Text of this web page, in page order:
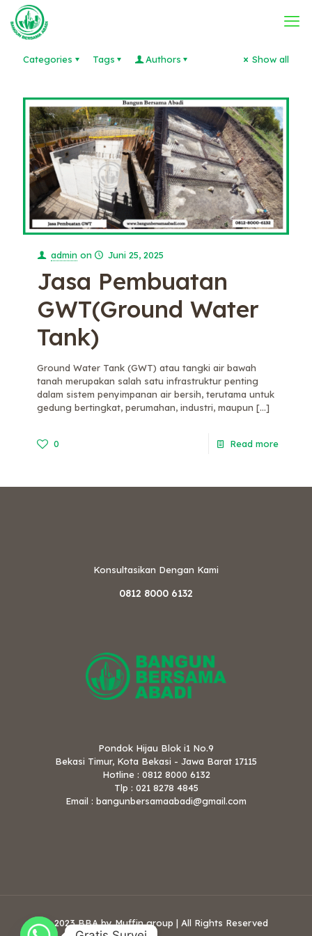
Categories Tags Authors Show all
admin on Juni 25, 2025
Jasa Pembuatan
GWT(Ground Water
Tank)
Ground Water Tank (GWT) atau tangki air bawah
tanah merupakan salah satu infrastruktur penting
dalam sistem penyimpanan air bersih, terutama untuk
gedung bertingkat, perumahan, industri, maupun […]
0 Read more
Konsultasikan Dengan Kami
0812 8000 6132
Pondok Hijau Blok i1 No.9
Bekasi Timur, Kota Bekasi - Jawa Barat 17115
Hotline : 0812 8000 6132
Tlp : 021 8278 4845
Email : bangunbersamaabadi@gmail.com
© 2023 BBA by Muffin group | All Rights Reserved